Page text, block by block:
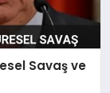
Savaş ve